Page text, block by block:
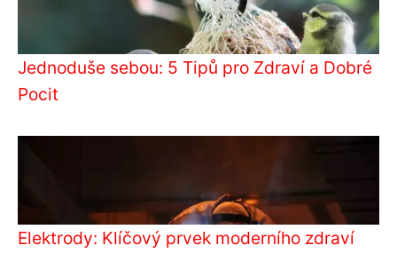
Jednoduše sebou: 5 Tipů pro Zdraví a Dobré
Pocit
Elektrody: Klíčový prvek moderního zdraví